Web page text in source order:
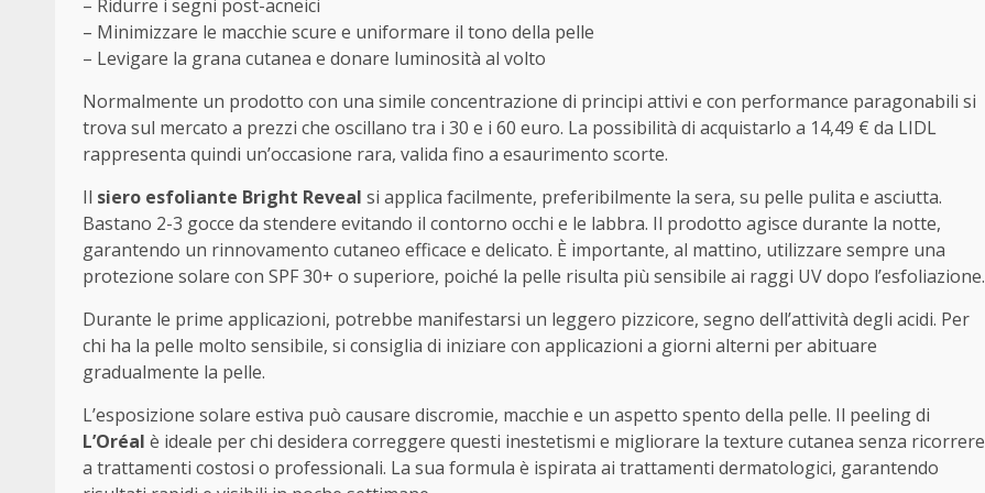
– Ridurre i segni post-acneici
– Minimizzare le macchie scure e uniformare il tono della pelle
– Levigare la grana cutanea e donare luminosità al volto
Normalmente un prodotto con una simile concentrazione di principi attivi e con performance paragonabili si
trova sul mercato a prezzi che oscillano tra i 30 e i 60 euro. La possibilità di acquistarlo a 14,49 € da LIDL
rappresenta quindi un’occasione rara, valida fino a esaurimento scorte.
Il siero esfoliante Bright Reveal si applica facilmente, preferibilmente la sera, su pelle pulita e asciutta.
Bastano 2-3 gocce da stendere evitando il contorno occhi e le labbra. Il prodotto agisce durante la notte,
garantendo un rinnovamento cutaneo efficace e delicato. È importante, al mattino, utilizzare sempre una
protezione solare con SPF 30+ o superiore, poiché la pelle risulta più sensibile ai raggi UV dopo l’esfoliazione.
Durante le prime applicazioni, potrebbe manifestarsi un leggero pizzicore, segno dell’attività degli acidi. Per
chi ha la pelle molto sensibile, si consiglia di iniziare con applicazioni a giorni alterni per abituare
gradualmente la pelle.
L’esposizione solare estiva può causare discromie, macchie e un aspetto spento della pelle. Il peeling di
L’Oréal è ideale per chi desidera correggere questi inestetismi e migliorare la texture cutanea senza ricorrere
a trattamenti costosi o professionali. La sua formula è ispirata ai trattamenti dermatologici, garantendo